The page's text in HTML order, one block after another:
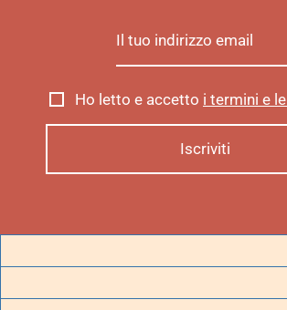
Ho letto e accetto i termini e